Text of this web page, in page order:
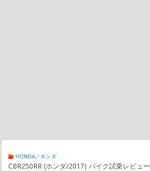
HONDA／ホンダ
CBR250RR (ホンダ/2017) バイク試乗レビュー